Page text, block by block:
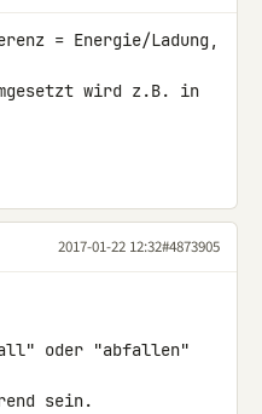
= Energie/Ladung,
wird z.B. in
2017-01-22 12:32#4873905
oder "abfallen"
sein.